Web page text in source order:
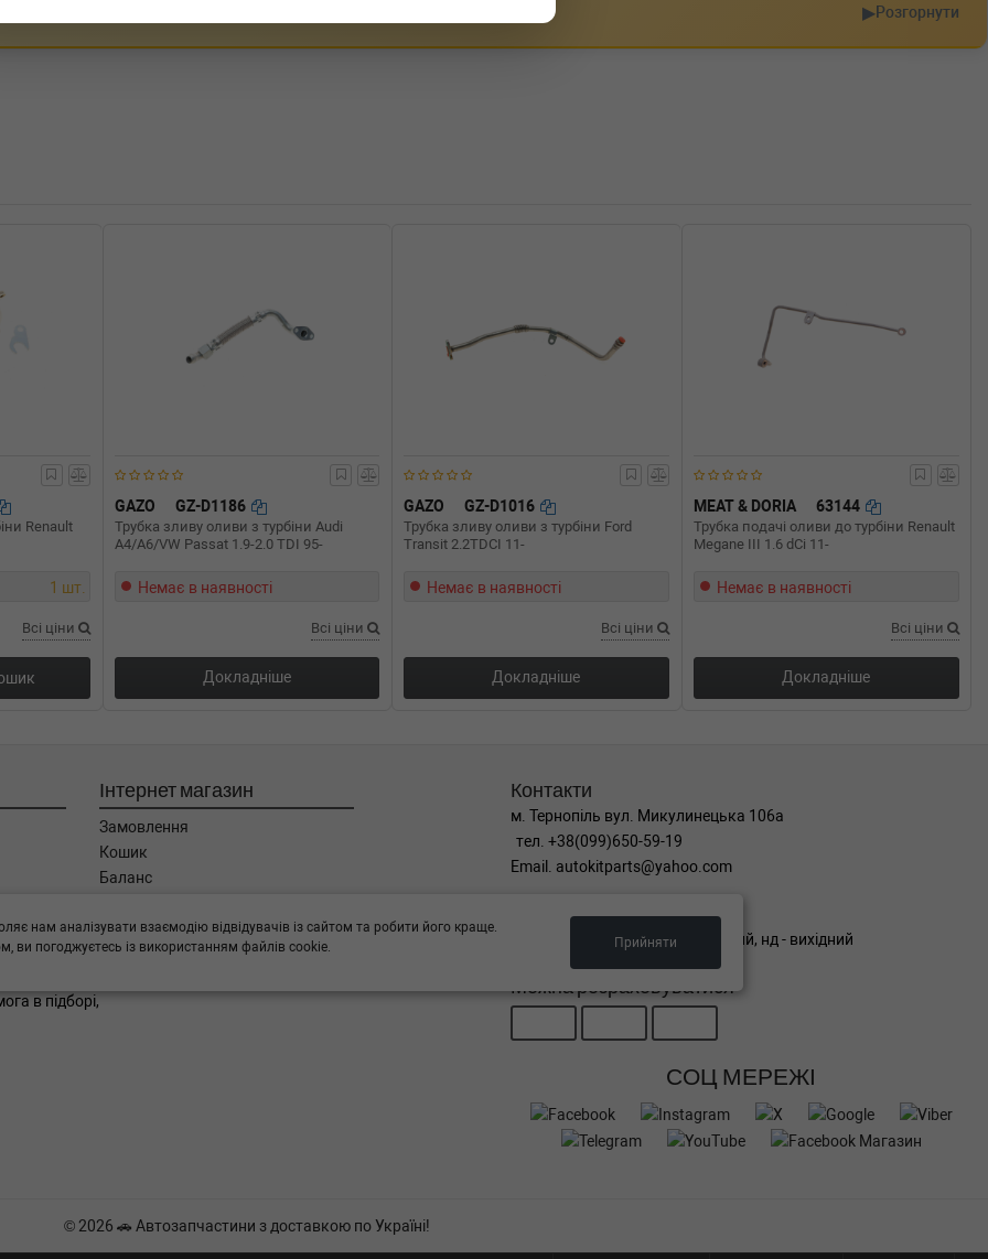
двигатель, Об'єм:
(Тип: , Об'єм: 390cc,
двигатель, Об'єм:
▶Розгорнути
Renault
1 шт.
Всі ціни
GAZO GZ-D1186
Трубка зливу оливи з турбіни Audi
A4/A6/VW Passat 1.9-2.0 TDI 95-
Немає в наявності
Всі ціни
Докладніше
GAZO GZ-D1016
Трубка зливу оливи з турбіни Ford
Transit 2.2TDCI 11-
Немає в наявності
Всі ціни
Докладніше
MEAT & DORIA 63144
Трубка подачі оливи до турбіни Renault
Megane III 1.6 dCi 11-
Немає в наявності
Всі ціни
Докладніше
Інтернет магазин
Замовлення
Кошик
Баланс
Бренди
в підборі,
Контакти
м. Тернопіль вул. Микулинецька 106а
тел. +38(099)650-59-19
Email. autokitparts@yahoo.com
Графік роботи
пн-пт з 9:00 до 17:00, сб - вихідний, нд - вихідний
Можна розраховуватися
СОЦ МЕРЕЖІ
© 2026 🚗 Автозапчастини з доставкою по Україні!
нам аналізувати взаємодію відвідувачів із сайтом та робити його краще.
ви погоджуєтесь із використанням файлів cookie.
Прийняти